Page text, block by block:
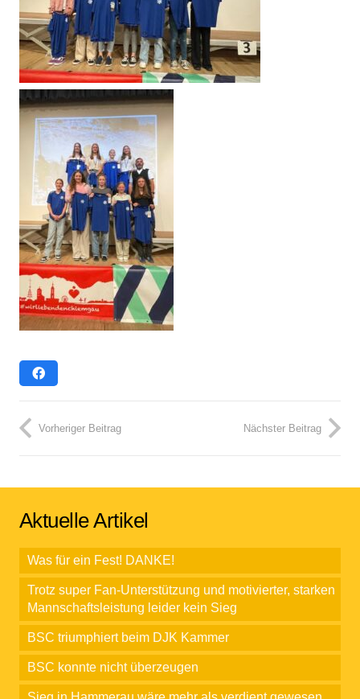
Vorheriger Beitrag Nächster Beitrag
Aktuelle Artikel
Was für ein Fest! DANKE!
Trotz super Fan-Unterstützung und motivierter, starken
Mannschaftsleistung leider kein Sieg
BSC triumphiert beim DJK Kammer
BSC konnte nicht überzeugen